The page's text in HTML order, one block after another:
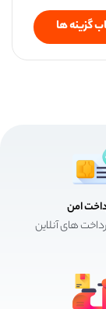
گزینه ها
امن
های آنلاین